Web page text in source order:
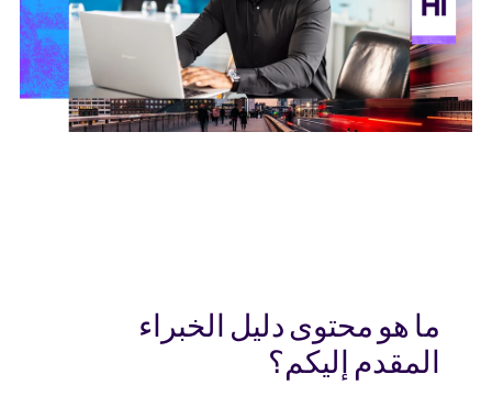
ما هو محتوى دليل الخبراء
المقدم إليكم؟